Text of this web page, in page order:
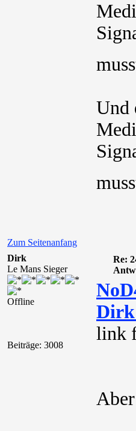
Und
Zum Seitenanfang
Dirk
Le Mans Sieger
Offline
Beiträge: 3008
Re:
Dirk
link